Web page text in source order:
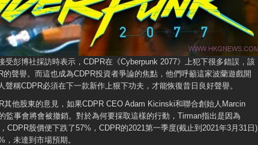
受彭博社採訪時表示，CDPR在《Cyberpunk 2077》上犯下很多錯誤，該
聲譽。而這也成為CDPR投資者爭論的焦點，他們呼籲這家波蘭遊戲開
聲稱CDPR必須在下一款新作上狠下功夫，才能恢復昔日良好聲譽。
其他股東的意見，如果CDPR CEO Adam Kicinski和聯合創始人Marcin
監事會將會被撤銷。對於為何要採取這樣的行動，Tirman指出是因為
CDPR股價便下跌了57%，CDPR的2021第一季度(截止到2021年3月31日)
未達到市場預期。